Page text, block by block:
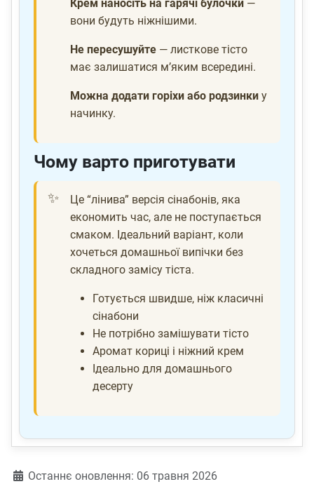
Крем наносіть на гарячі булочки —
вони будуть ніжнішими.
Не пересушуйте — листкове тісто
має залишатися м’яким всередині.
Можна додати горіхи або родзинки у
начинку.
Чому варто приготувати
Це “лінива” версія сінабонів, яка
економить час, але не поступається
смаком. Ідеальний варіант, коли
хочеться домашньої випічки без
складного замісу тіста.
Готується швидше, ніж класичні
сінабони
Не потрібно замішувати тісто
Аромат кориці і ніжний крем
Ідеально для домашнього
десерту
ДеталіОстаннє оновлення: 06 травня 2026